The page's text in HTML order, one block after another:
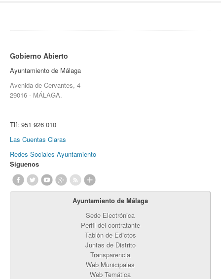
Gobierno Abierto
Ayuntamiento de Málaga
Avenida de Cervantes, 4
29016 - MÁLAGA.
Tlf: 951 926 010
Las Cuentas Claras
Redes Sociales Ayuntamiento
Síguenos
Ayuntamiento de Málaga
Sede Electrónica
Perfil del contratante
Tablón de Edictos
Juntas de Distrito
Transparencia
Web Municipales
Web Temática